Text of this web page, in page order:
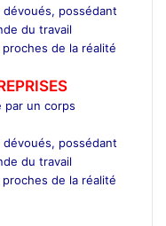
possédant
du travail
de la réalité
par un corps
possédant
du travail
de la réalité